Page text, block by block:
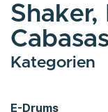
Shaker,
Kategorien
E-Drums